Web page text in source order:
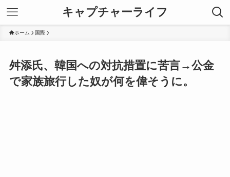
キャプチャーライフ
ホーム 国際
舛添氏、韓国への対抗措置に苦言→公金
で家族旅行した奴が何を偉そうに。